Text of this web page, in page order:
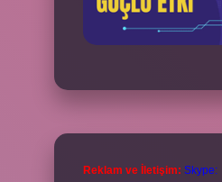
Reklam ve İletişim: Skype: